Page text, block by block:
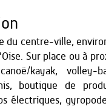
du centre-ville,
Sur place ou à
kayak, volley-
boutique de
électriques,